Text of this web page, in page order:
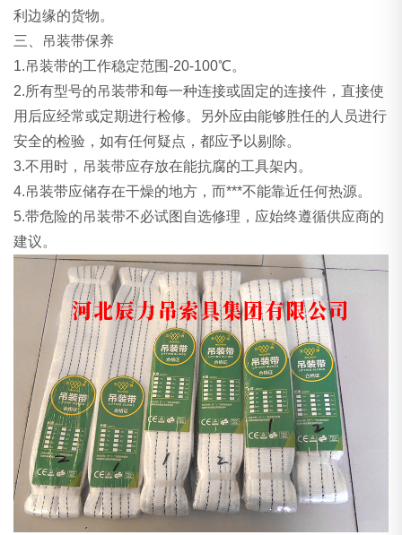
利边缘的货物。
三、吊装带保养
1.吊装带的工作稳定范围-20-100℃。
2.所有型号的吊装带和每一种连接或固定的连接件，直接使
用后应经常或定期进行检修。另外应由能够胜任的人员进行
安全的检验，如有任何疑点，都应予以剔除。
3.不用时，吊装带应存放在能抗腐的工具架内。
4.吊装带应储存在干燥的地方，而***不能靠近任何热源。
5.带危险的吊装带不必试图自选修理，应始终遵循供应商的
建议。